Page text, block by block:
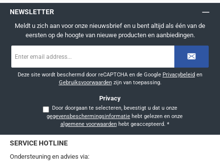
NEWSLETTER
Meldt u zich aan voor onze nieuwsbrief en u bent altijd als één van de
eersten op de hoogte van nieuwe producten en aanbiedingen.
mailadres
Deze site wordt beschermd door reCAPTCHA en de Google Privacybeleid en
Gebruiksvoorwaardenzijn van toepassing.
Privacy
Door doorgaan te selecteren, bevestigt u dat u onze
gegevensbeschermingsinformatie
algemene voorwaardenhebt geaccepteerd. *
SERVICE HOTLINE
Ondersteuning en advies via: